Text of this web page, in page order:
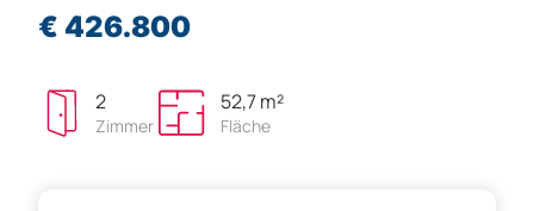
€ 426.800
2
Zimmer
52,7 m²
Fläche